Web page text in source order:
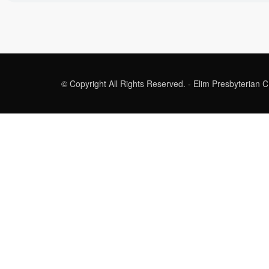
© Copyright All Rights Reserved. - Elim Presbyterian